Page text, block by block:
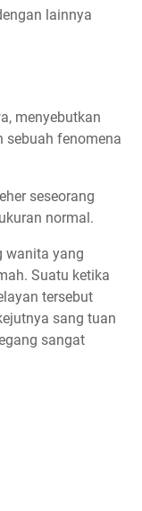
lainnya
menyebutkan
sebuah fenomena
seseorang
normal.
wanita yang
Suatu ketika
tersebut
sang tuan
sangat